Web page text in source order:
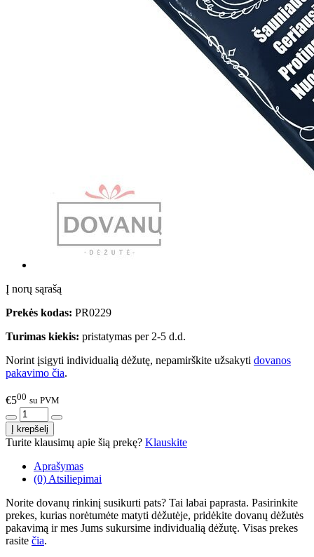
Į norų sąrašą
Prekės kodas: PR0229
Turimas kiekis: pristatymas per 2-5 d.d.
Norint įsigyti individualią dėžutę, nepamirškite užsakyti dovanos
pakavimo čia.
€500 su PVM
Turite klausimų apie šią prekę? Klauskite
Aprašymas
(0) Atsiliepimai
Norite dovanų rinkinį susikurti pats? Tai labai paprasta. Pasirinkite
prekes, kurias norėtumėte matyti dėžutėje, pridėkite dovanų dėžutės
pakavimą ir mes Jums sukursime individualią dėžutę. Visas prekes
rasite čia.